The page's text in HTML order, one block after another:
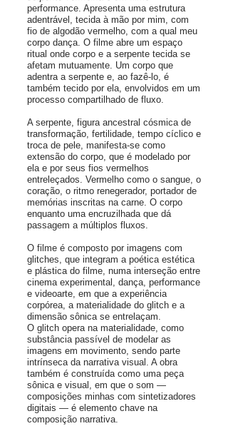
performance. Apresenta uma estrutura
adentrável, tecida à mão por mim, com
fio de algodão vermelho, com a qual meu
corpo dança. O filme abre um espaço
ritual onde corpo e a serpente tecida se
afetam mutuamente. Um corpo que
adentra a serpente e, ao fazê-lo, é
também tecido por ela, envolvidos em um
processo compartilhado de fluxo.
A serpente, figura ancestral cósmica de
transformação, fertilidade, tempo cíclico e
troca de pele, manifesta-se como
extensão do corpo, que é modelado por
ela e por seus fios vermelhos
entreleçados. Vermelho como o sangue, o
coração, o ritmo renegerador, portador de
memórias inscritas na carne. O corpo
enquanto uma encruzilhada que dá
passagem a múltiplos fluxos.
O filme é composto por imagens com
glitches, que integram a poética estética
e plástica do filme, numa interseção entre
cinema experimental, dança, performance
e videoarte, em que a experiência
corpórea, a materialidade do glitch e a
dimensão sônica se entrelaçam.
O glitch opera na materialidade, como
substância passível de modelar as
imagens em movimento, sendo parte
intrínseca da narrativa visual. A obra
também é construída como uma peça
sônica e visual, em que o som —
composições minhas com sintetizadores
digitais — é elemento chave na
composição narrativa.